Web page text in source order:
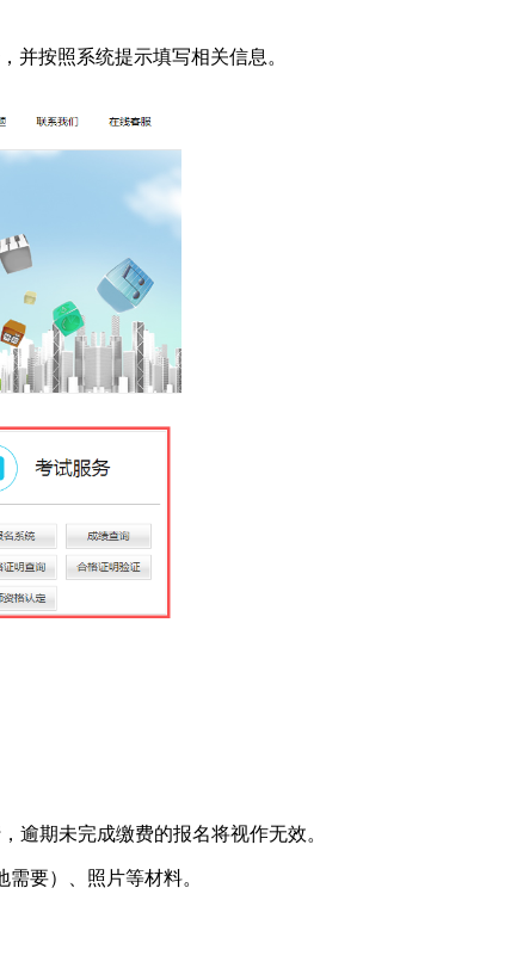
并按照系统提示填写相关信息。
逾期未完成缴费的报名将视作无效。
要）、照片等材料。